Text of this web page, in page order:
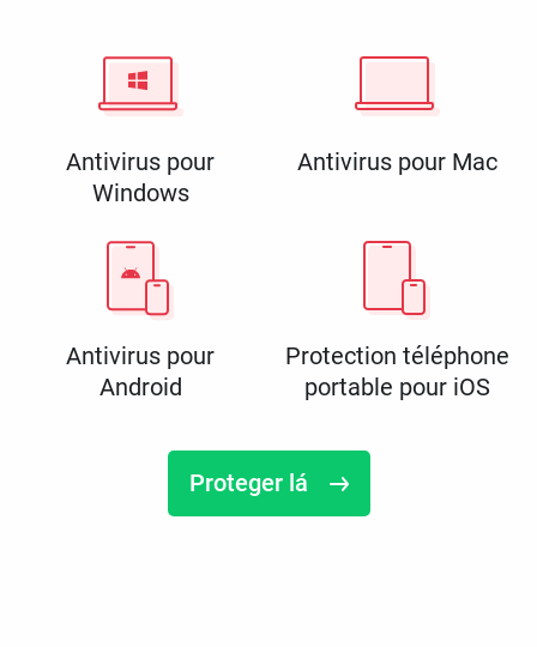
Antivirus pour
Windows
Antivirus pour Mac
Antivirus pour
Android
Protection téléphone
portable pour iOS
Proteger lá